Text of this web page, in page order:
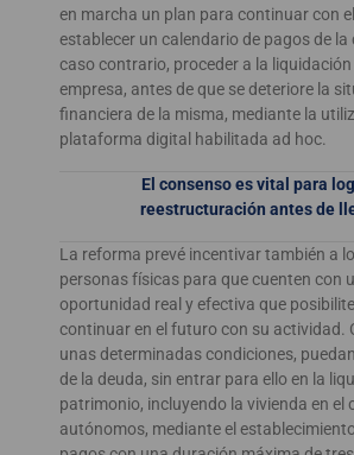
en marcha un plan para continuar con
establecer un calendario de pagos de la
caso contrario, proceder a la
empresa, antes de que se deteriore la
financiera de la misma, mediante la
plataforma digital habilitada ad hoc.
El consenso es vital para
reestructuración antes de
La reforma prevé incentivar también a
personas físicas para que cuenten con
oportunidad real y efectiva que
continuar en el futuro con su actividad.
unas determinadas condiciones,
de la deuda, sin entrar para ello en la
patrimonio, incluyendo la vivienda en el
autónomos, mediante el